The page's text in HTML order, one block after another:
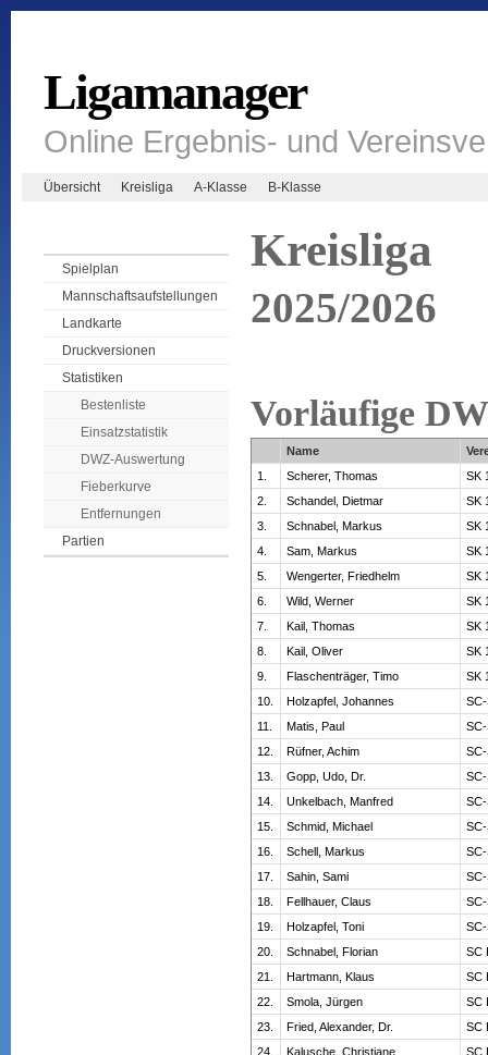
Ligamanager
Online Ergebnis- und
Übersicht Kreisliga A-Klasse B-Klasse
Spielplan
Mannschaftsaufstellungen
Landkarte
Druckversionen
Statistiken
Bestenliste
Einsatzstatistik
DWZ-Auswertung
Fieberkurve
Entfernungen
Partien
Kreisliga
2025/2026
Vorläufige
Name
1.
Scherer, Thomas
SK
2.
Schandel, Dietmar
SK
3.
Schnabel, Markus
SK
4.
Sam, Markus
SK
5.
Wengerter, Friedhelm
SK
6.
Wild, Werner
SK
7.
Kail, Thomas
SK
8.
Kail, Oliver
SK
9.
Flaschenträger, Timo
SK
10.
Holzapfel, Johannes
11.
Matis, Paul
12.
Rüfner, Achim
13.
Gopp, Udo, Dr.
14.
Unkelbach, Manfred
15.
Schmid, Michael
16.
Schell, Markus
17.
Sahin, Sami
18.
Fellhauer, Claus
19.
Holzapfel, Toni
20.
Schnabel, Florian
SC
21.
Hartmann, Klaus
SC
22.
Smola, Jürgen
SC
23.
Fried, Alexander, Dr.
SC
24.
Kalusche, Christiane
SC